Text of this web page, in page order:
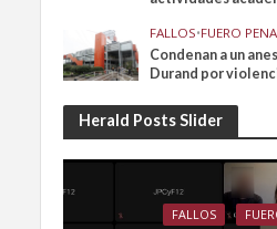
FALLOS•FUERO
Condenan a un
Durand por
Herald Posts Slider
FALLOS